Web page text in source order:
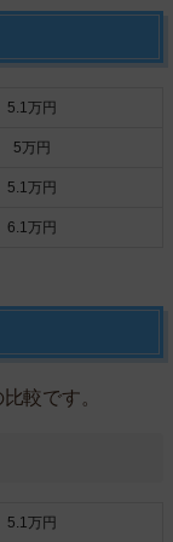
5.1万円
5万円
5.1万円
6.1万円
較です。
5.1万円